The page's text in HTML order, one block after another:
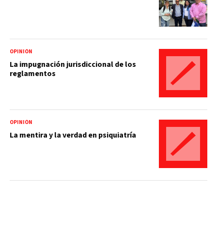
OPINIÓN
La impugnación jurisdiccional de los
reglamentos
OPINIÓN
La mentira y la verdad en psiquiatría